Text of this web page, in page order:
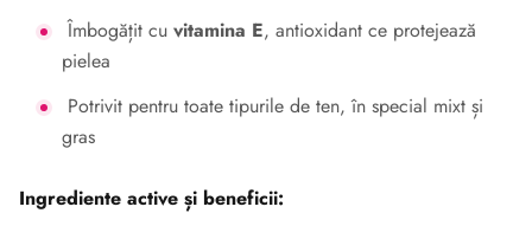
Îmbogățit cu vitamina E, antioxidant ce protejează
pielea
Potrivit pentru toate tipurile de ten, în special mixt și
gras
Ingrediente active și beneficii: